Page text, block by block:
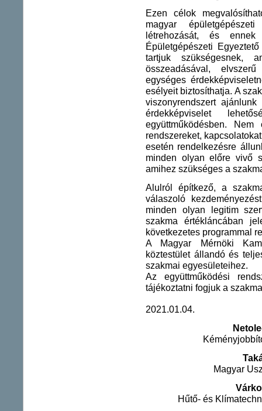
Ezen célok
magyar
létrehozását, és
Épületgépészeti
tartjuk szükségesnek,
összeadásával,
egységes
esélyeit biztosíthatja. A
viszonyrendszert
érdekképviselet
együttműködésben.
rendszereket,
esetén rendelkezésre
minden olyan előre vivő
amihez szükséges a
Alulról építkező, a
válaszoló
minden olyan legitim
szakma értékláncában
következetes programmal
A Magyar Mérnöki
köztestület állandó és
szakmai egyesületeihez.
Az együttműködési
tájékoztatni fogjuk a
2021.01.04.
Magyar
Hűtő- és